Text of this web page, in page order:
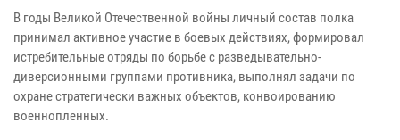
В годы Великой Отечественной войны личный состав полка
принимал активное участие в боевых действиях, формировал
истребительные отряды по борьбе с разведывательно-
диверсионными группами противника, выполнял задачи по
охране стратегически важных объектов, конвоированию
военнопленных.